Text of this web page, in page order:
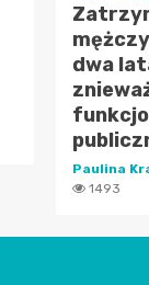
dwa
Paulina
1493